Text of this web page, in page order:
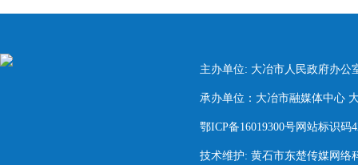
主办单位: 大冶市人民政府办公
承办单位：大冶市融媒体中心
鄂ICP备16019300号网站标识码
技术维护: 黄石市东楚传媒网络